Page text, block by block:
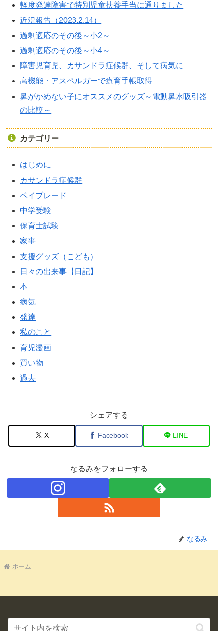
軽度発達障害で特別児童扶養手当に通りました
近況報告（2023.2.14）
過剰適応のその後～小2～
過剰適応のその後～小4～
障害児育児、カサンドラ症候群、そして病気に
高機能・アスペルガーで療育手帳取得
鼻がかめない子にオススメのグッズ～電動鼻水吸引器
の比較～
カテゴリー
はじめに
カサンドラ症候群
ベイブレード
中学受験
保育士試験
家事
支援グッズ（こども）
日々の出来事【日記】
本
病気
発達
私のこと
育児漫画
買い物
過去
シェアする
X Facebook LINE
なるみをフォローする
なるみ
ホーム